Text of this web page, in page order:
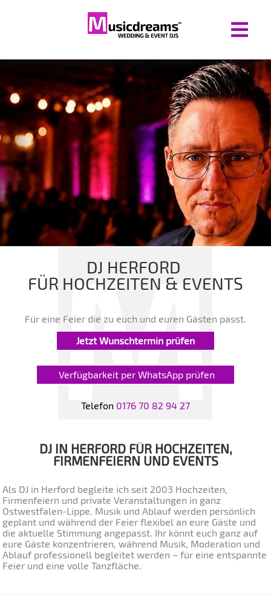
DJ HERFORD
FÜR HOCHZEITEN & EVENTS
Für eine Feier die zu euch und euren Gästen passt.
Jetzt Wunschtermin prüfen
Verfügbarkeit per WhatsApp prüfen
Telefon 0176 70 82 94 27
DJ IN HERFORD FÜR HOCHZEITEN,
FIRMENFEIERN UND EVENTS
Als DJ in Herford begleite ich seit 2003 Hochzeiten,
Firmenfeiern und private Veranstaltungen in ganz
Ostwestfalen-Lippe. Musik und Ablauf werden persönlich
geplant und während der Feier flexibel an eure Gäste und
die aktuelle Stimmung angepasst. Ihr könnt euch ganz auf
eure Gäste konzentrieren, während Musik, Moderation und
Ablauf professionell begleitet werden – für eine entspannte
Feier und eine volle Tanzfläche.